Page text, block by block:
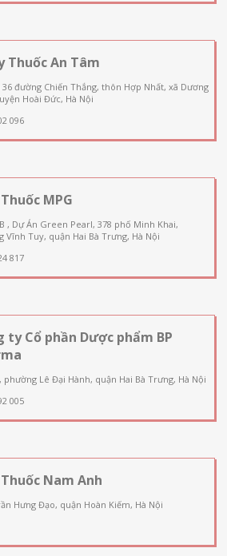
Thuốc An Tâm
36 đường Chiến Thắng, thôn Hợp Nhất, xã Dương
Hoài Đức, Hà Nội
096
MPG
, Dự Án Green Pearl, 378 phố Minh Khai,
Vĩnh Tuy, quận Hai Bà Trưng, Hà Nội
817
ty Cổ phần Dược phẩm BP
phường Lê Đại Hành, quận Hai Bà Trưng, Hà Nội
005
Nam Anh
Hưng Đạo, quận Hoàn Kiếm, Hà Nội